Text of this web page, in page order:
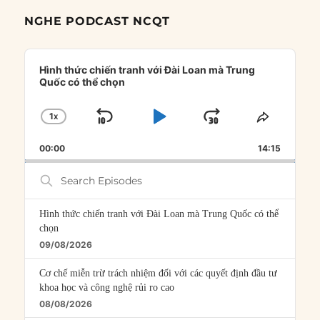
NGHE PODCAST NCQT
Audio
Player
Hình thức chiến tranh với Đài Loan mà Trung
Quốc có thể chọn
CHANGE
RATE
1X
SKIP
PLAYJUMP
FORWARD
SHARE
00:00 14:15
Search
Episodes
Hình thức chiến tranh với Đài Loan mà Trung Quốc có thể
chọn
09/08/2026
Cơ chế miễn trừ trách nhiệm đối với các quyết định đầu tư
khoa học và công nghệ rủi ro cao
08/08/2026